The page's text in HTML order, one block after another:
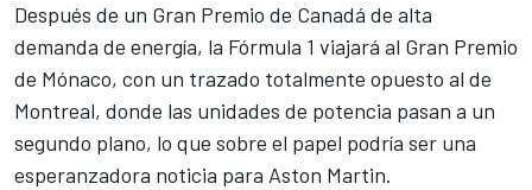
Después de un Gran Premio de Canadá de alta
demanda de energía, la Fórmula 1 viajará al Gran Premio
de Mónaco, con un trazado totalmente opuesto al de
Montreal, donde las unidades de potencia pasan a un
segundo plano, lo que sobre el papel podría ser una
esperanzadora noticia para Aston Martin.